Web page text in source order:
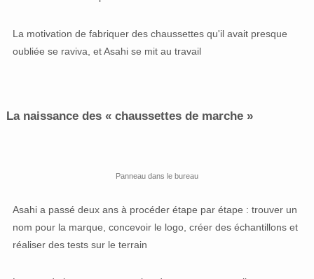
La motivation de fabriquer des chaussettes qu'il avait presque
oubliée se raviva, et Asahi se mit au travail
La naissance des « chaussettes de marche »
Panneau dans le bureau
Asahi a passé deux ans à procéder étape par étape : trouver un
nom pour la marque, concevoir le logo, créer des échantillons et
réaliser des tests sur le terrain